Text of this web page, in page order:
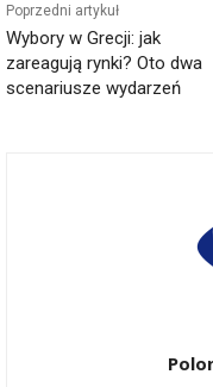
Poprzedni artykuł
Wybory w Grecji: jak
zareagują rynki? Oto dwa
scenariusze wydarzeń